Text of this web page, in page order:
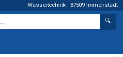
Wassertechnik · 87509 Immenstadt
🔍